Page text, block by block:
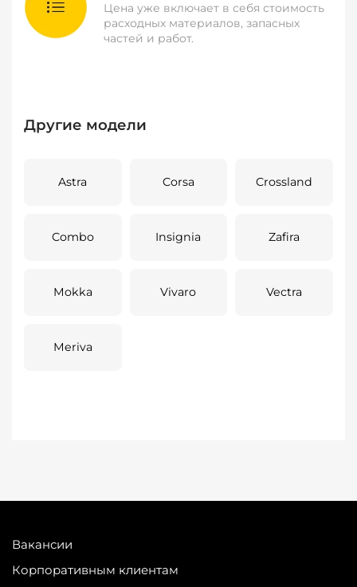
Цена уже включает в себя стоимость
расходных материалов, запасных
частей и работ.
Другие модели
Astra Corsa Crossland
Combo Insignia Zafira
Mokka Vivaro Vectra
Meriva
Вакансии
Корпоративным клиентам